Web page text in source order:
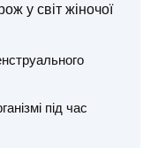
у світ жіночої
під час